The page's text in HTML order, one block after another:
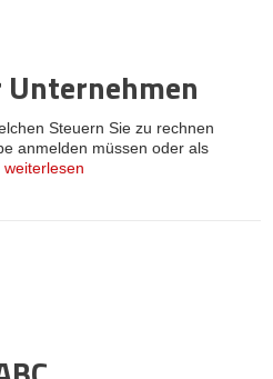
Steuern Sie zu rechnen
anmelden müssen oder als
weiterlesen